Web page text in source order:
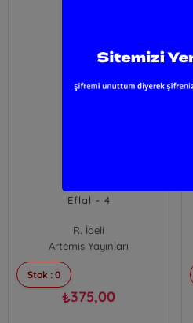
Eflal - 4
R. İdeli
Artemis Yayınları
Stok : 0
₺375,00